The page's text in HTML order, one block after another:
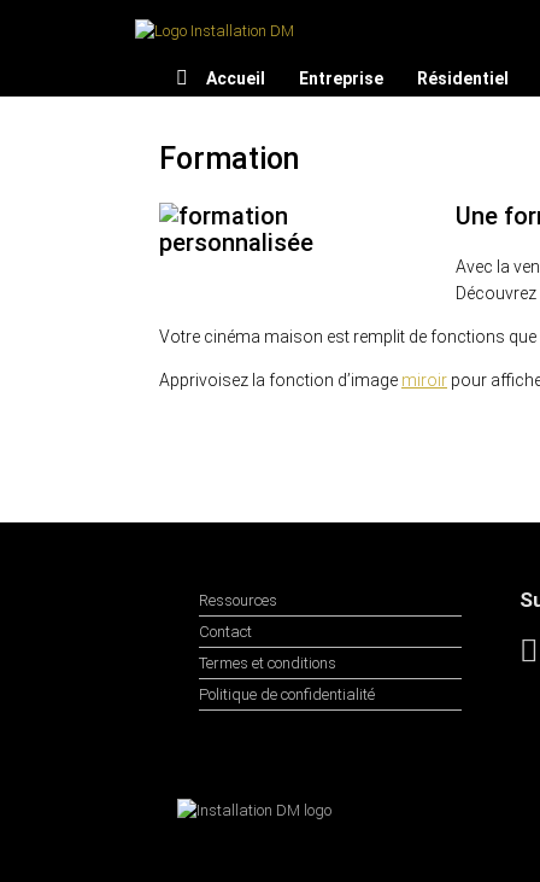
Accueil Entreprise Résidentiel
Formation
Une
Avec la
Votre cinéma maison est remplit de fonctions
Apprivoisez la fonction d’image miroir pour
Ressources
Contact
Termes et conditions
Politique de confidentialité